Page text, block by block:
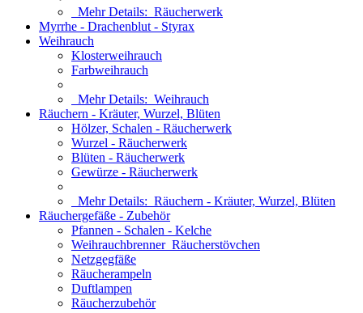
Mehr Details: Räucherwerk
Myrrhe - Drachenblut - Styrax
Weihrauch
Klosterweihrauch
Farbweihrauch
Mehr Details: Weihrauch
Räuchern - Kräuter, Wurzel, Blüten
Hölzer, Schalen - Räucherwerk
Wurzel - Räucherwerk
Blüten - Räucherwerk
Gewürze - Räucherwerk
Mehr Details: Räuchern - Kräuter, Wurzel, Blüten
Räuchergefäße - Zubehör
Pfannen - Schalen - Kelche
Weihrauchbrenner_Räucherstövchen
Netzgegfäße
Räucherampeln
Duftlampen
Räucherzubehör